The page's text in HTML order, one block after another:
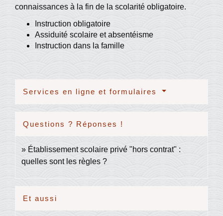
connaissances à la fin de la scolarité obligatoire.
Instruction obligatoire
Assiduité scolaire et absentéisme
Instruction dans la famille
Services en ligne et formulaires
Questions ? Réponses !
Établissement scolaire privé "hors contrat" :
quelles sont les règles ?
Et aussi